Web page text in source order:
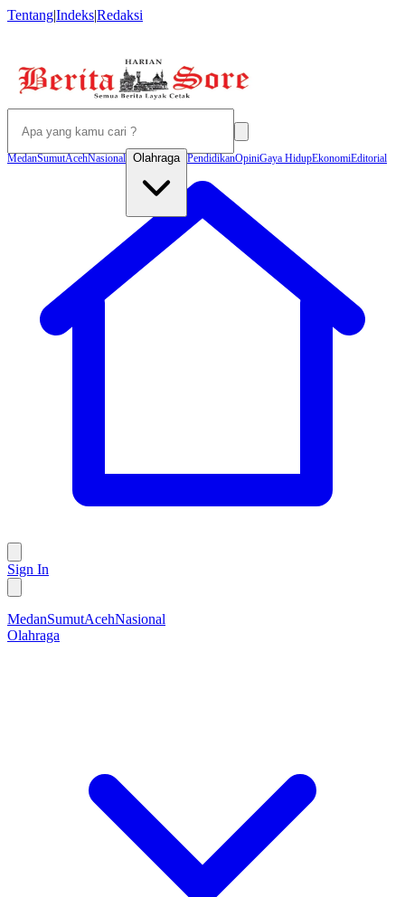
Tentang|Indeks|Redaksi
MedanSumutAcehNasional Olahraga PendidikanOpiniGaya HidupEkonomiEditorial
Sign In
MedanSumutAcehNasional
Olahraga